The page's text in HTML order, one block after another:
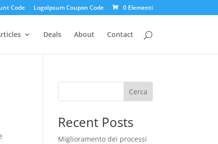
Code LogoIpsum Coupon Code 0 Elementi
Deals About Contact
Cerca
Recent Posts
Miglioramento dei processi